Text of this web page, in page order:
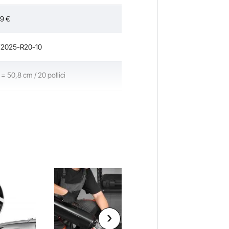
€
R20-10
= 50,8 cm / 20 pollici
pollici / φ 550x35 mm